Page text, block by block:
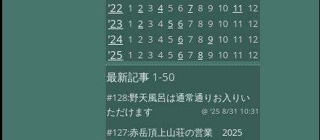
'22 1 2 3 4 5 6 7 8 9 10 11 12
'23 1 2 3 4 5 6 7 8 9 10 11 12
'24 1 2 3 4 5 6 7 8 9 10 11 12
'25 1 2 3 4 5 6 7 8 9 10 11 12
最新記事 1-50
#128:野天風呂は通常通りお入りい
ただけます
@ '25 8/31 10:31
#127:赤岳頂上山荘の営業 2025